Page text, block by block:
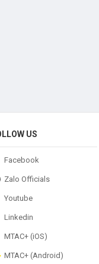
US
Facebook
Zalo Officials
Youtube
Linkedin
MTAC+ (iOS)
MTAC+ (Android)